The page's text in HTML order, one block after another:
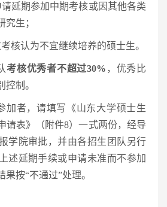
延期参加中期考核或因其他各类
究生；
核认为不宜继续培养的硕士生。
考核优秀者不超过30% ，优秀比
控制。
加者，请填写《山东大学硕士生
请表》（附件8）一式两份，经导
学院审批，并由各招生团队另行
述延期手续或申请未准而不参加
按“不通过”处理。